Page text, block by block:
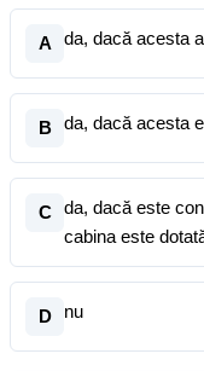
A da, dacă acesta
B da, dacă acesta
C
da, dacă este
cabina este
D nu